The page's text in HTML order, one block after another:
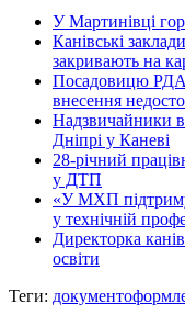
У Мартинівці
Канівські
закривають на
Посадовицю РДА
внесення
Надзвичайники
Дніпрі у Каневі
28-річний
у ДТП
«У МХП
у технічній
Директорка
освіти
Теги: документ